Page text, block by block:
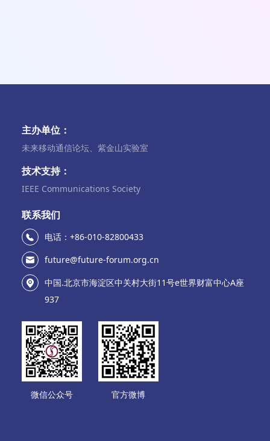
主办单位：
未来移动通信论坛、紫金山实验室
技术支持：
IEEE Communications Society
联系我们
电话：+86-010-82800433
future@future-forum.org.cn
中国.北京市海淀区中关村大街11号e世界财富中心A座
937
微信公众号 官方微博